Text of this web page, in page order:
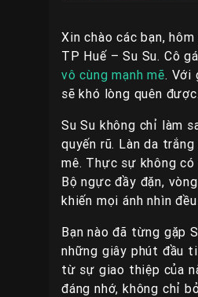
Xin chào các bạn,
TP Huế – Su Su. Cô
vô cùng mạnh mẽ. Với
sẽ khó lòng quên được.
Su Su không chỉ làm
quyến rũ. Làn da
mê. Thực sự không
Bộ ngực đầy đặn,
khiến mọi ánh nhìn
Bạn nào đã từng gặp
những giây phút đầu
từ sự giao thiệp của
đáng nhớ, không chỉ